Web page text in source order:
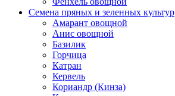
Семена пряных и зеленных культур
Амарант овощной
Анис овощной
Базилик
Горчица
Катран
Кервель
Кориандр (Кинза)